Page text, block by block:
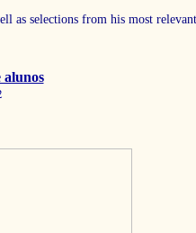
as selections from his most
alunos